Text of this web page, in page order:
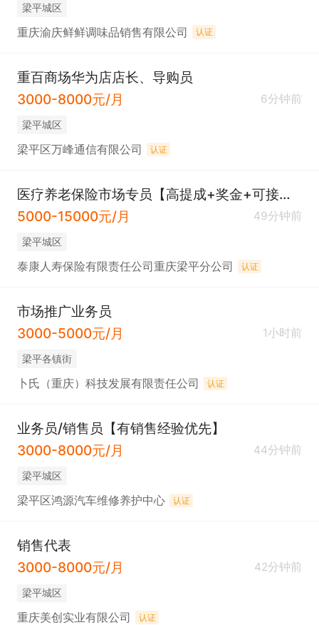
梁平城区
重庆渝庆鲜鲜调味品销售有限公司 认证
重百商场华为店店长、导购员
3000-8000元/月
6分钟前
梁平城区
梁平区万峰通信有限公司 认证
医疗养老保险市场专员【高提成+奖金+可接送小孩】
5000-15000元/月
49分钟前
梁平城区
泰康人寿保险有限责任公司重庆梁平分公司 认证
市场推广业务员
3000-5000元/月
1小时前
梁平各镇街
卜氏（重庆）科技发展有限责任公司 认证
业务员/销售员【有销售经验优先】
3000-8000元/月
44分钟前
梁平城区
梁平区鸿源汽车维修养护中心 认证
销售代表
3000-8000元/月
42分钟前
梁平城区
重庆美创实业有限公司 认证